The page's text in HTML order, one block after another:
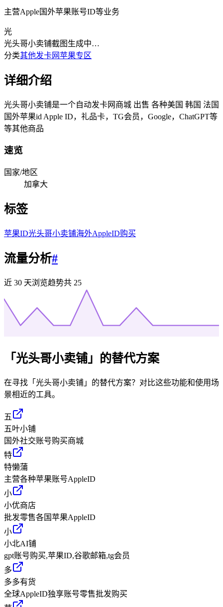
主营Apple国外苹果账号ID等业务
光
光头哥小卖铺截图生成中…
分类其他发卡网苹果专区
详细介绍
光头哥小卖铺是一个自动发卡网商城 出售 各种美国 韩国 法国
国外苹果id Apple ID，礼品卡，TG会员，Google，ChatGPT等
等其他商品
速览
国家/地区
加拿大
标签
苹果ID光头哥小卖铺海外AppleID购买
流量分析#
近 30 天浏览趋势共 25
「 光头哥小卖铺 」的替代方案
在寻找「 光头哥小卖铺 」的替代方案？对比这些功能和使用场
景相近的工具。
五
五叶小铺
国外社交账号购买商城
特
特懒蒲
主营各种苹果账号AppleID
小
小优商店
批发零售各国苹果AppleID
小
小北AI铺
gpt账号购买,苹果ID,谷歌邮箱,tg会员
多
多多有货
全球AppleID独享账号零售批发购买